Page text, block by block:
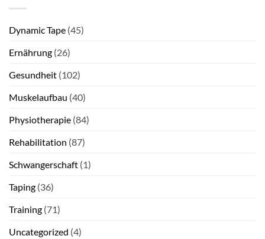
Dynamic Tape (45)
Ernährung (26)
Gesundheit (102)
Muskelaufbau (40)
Physiotherapie (84)
Rehabilitation (87)
Schwangerschaft (1)
Taping (36)
Training (71)
Uncategorized (4)